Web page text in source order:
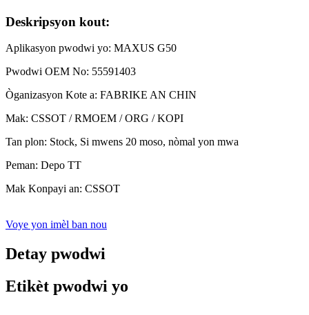
Deskripsyon kout:
Aplikasyon pwodwi yo: MAXUS G50
Pwodwi OEM No: 55591403
Òganizasyon Kote a: FABRIKE AN CHIN
Mak: CSSOT / RMOEM / ORG / KOPI
Tan plon: Stock, Si mwens 20 moso, nòmal yon mwa
Peman: Depo TT
Mak Konpayi an: CSSOT
Voye yon imèl ban nou
Detay pwodwi
Etikèt pwodwi yo